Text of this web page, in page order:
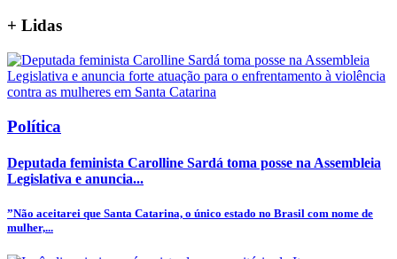
+ Lidas
Política
Deputada feminista Carolline Sardá toma posse na Assembleia
Legislativa e anuncia...
”Não aceitarei que Santa Catarina, o único estado no Brasil com nome de
mulher,...